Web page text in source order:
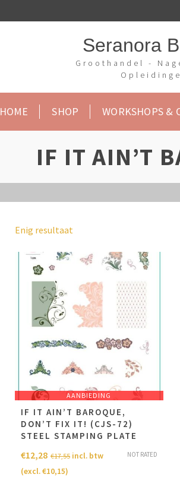
Seranora
Groothandel -
HOME SHOP WORKSHOPS &
IF IT AIN’T
Enig resultaat
AANBIEDING
IF IT AIN’T BAROQUE,
DON’T FIX IT! (CJS-72)
STEEL STAMPING PLATE
NOT RATED
€17,55
€12,28
incl. btw
(excl.€10,15)